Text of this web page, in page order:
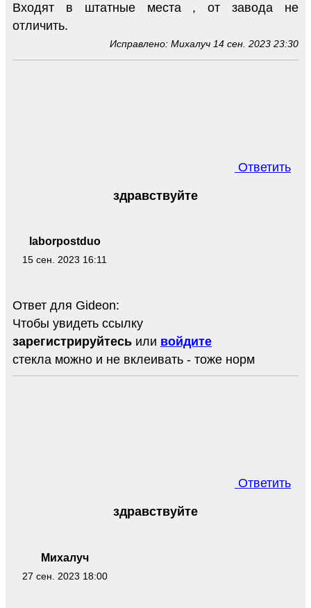
Входят в штатные места , от завода не
отличить.
Исправлено: Михалуч 14 сен. 2023 23:30
Ответить
laborpostduo
15 сен. 2023 16:11
здравствуйте
Ответ для Gideon:
Чтобы увидеть ссылку
зарегистрируйтесь или войдите
стекла можно и не вклеивать - тоже норм
Ответить
Михалуч
27 сен. 2023 18:00
здравствуйте